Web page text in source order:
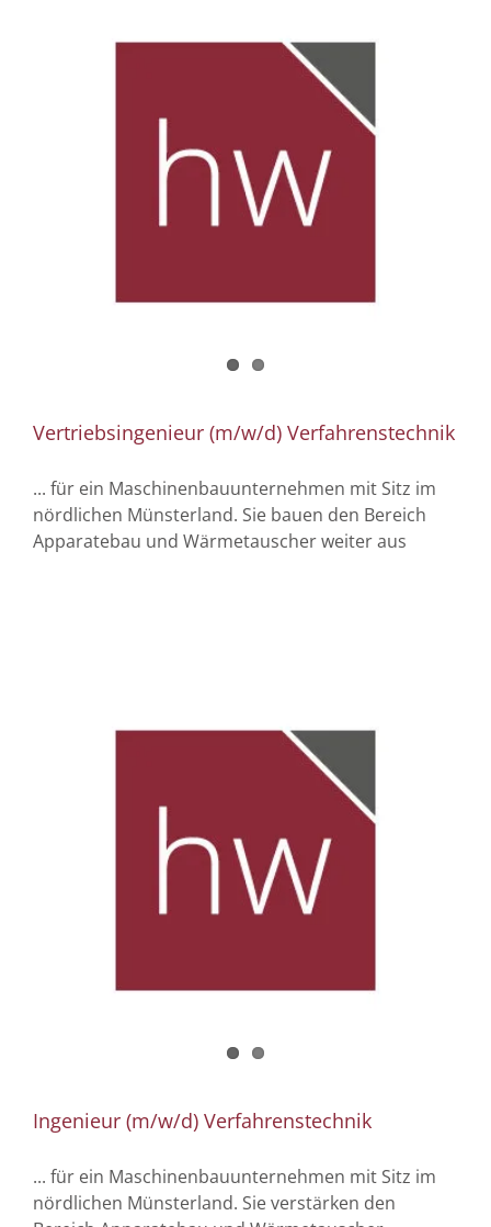
Vertriebsingenieur (m/w/d) Verfahrenstechnik
... für ein Maschinenbauunternehmen mit Sitz im
nördlichen Münsterland. Sie bauen den Bereich
Apparatebau und Wärmetauscher weiter aus
Ingenieur (m/w/d) Verfahrenstechnik
... für ein Maschinenbauunternehmen mit Sitz im
nördlichen Münsterland. Sie verstärken den